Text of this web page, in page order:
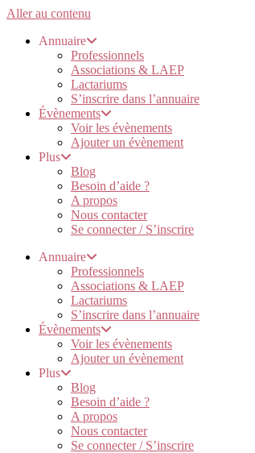
Aller au contenu
Annuaire
Professionnels
Associations & LAEP
Lactariums
S’inscrire dans l’annuaire
Évènements
Voir les évènements
Ajouter un évènement
Plus
Blog
Besoin d’aide ?
A propos
Nous contacter
Se connecter / S’inscrire
Annuaire
Professionnels
Associations & LAEP
Lactariums
S’inscrire dans l’annuaire
Évènements
Voir les évènements
Ajouter un évènement
Plus
Blog
Besoin d’aide ?
A propos
Nous contacter
Se connecter / S’inscrire